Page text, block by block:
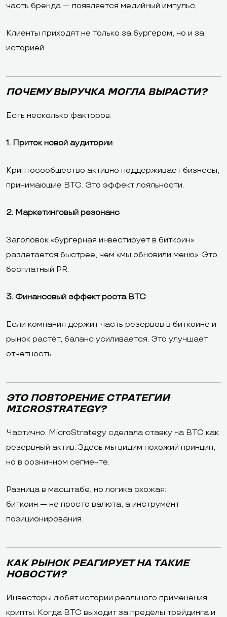
часть бренда — появляется медийный импульс.
Клиенты приходят не только за бургером, но и за
историей.
ПОЧЕМУ ВЫРУЧКА МОГЛА ВЫРАСТИ?
Есть несколько факторов.
1. Приток новой аудитории
Криптосообщество активно поддерживает бизнесы,
принимающие BTC. Это эффект лояльности.
2. Маркетинговый резонанс
Заголовок «бургерная инвестирует в биткоин»
разлетается быстрее, чем «мы обновили меню». Это
бесплатный PR.
3. Финансовый эффект роста BTC
Если компания держит часть резервов в биткоине и
рынок растёт, баланс усиливается. Это улучшает
отчётность.
ЭТО ПОВТОРЕНИЕ СТРАТЕГИИ
MICROSTRATEGY?
Частично. MicroStrategy сделала ставку на BTC как
резервный актив. Здесь мы видим похожий принцип,
но в розничном сегменте.
Разница в масштабе, но логика схожая:
биткоин — не просто валюта, а инструмент
позиционирования.
КАК РЫНОК РЕАГИРУЕТ НА ТАКИЕ
НОВОСТИ?
Инвесторы любят истории реального применения
крипты. Когда BTC выходит за пределы трейдинга и